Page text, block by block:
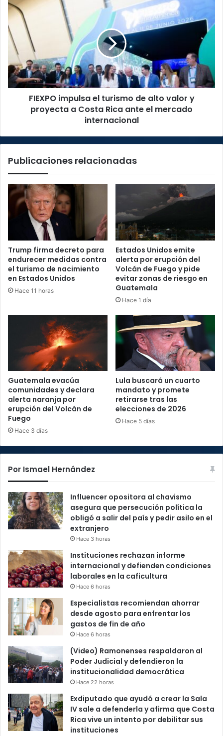
FIEXPO
impulsa
el
turismo
de
alto
valor
y
proyecta
el
internacional
FIEXPO impulsa el turismo de alto valor y
proyecta a Costa Rica ante el mercado
internacional
Publicaciones relacionadas
Trump firma decreto para
endurecer medidas contra
el turismo de nacimiento
en Estados Unidos
Hace 11 horas
Estados Unidos emite
alerta por erupción del
Volcán de Fuego y pide
evitar zonas de riesgo en
Guatemala
Hace 1 día
Guatemala evacúa
comunidades y declara
alerta naranja por
erupción del Volcán de
Fuego
Hace 3 días
Lula buscará un cuarto
mandato y promete
retirarse tras las
elecciones de 2026
Hace 5 días
Por Ismael Hernández
Influencer opositora al chavismo
asegura que persecución política la
obligó a salir del país y pedir asilo en el
extranjero
Hace 3 horas
Instituciones rechazan informe
internacional y defienden condiciones
laborales en la caficultura
Hace 6 horas
Especialistas recomiendan ahorrar
desde agosto para enfrentar los
gastos de fin de año
Hace 6 horas
(Video) Ramonenses respaldaron al
Poder Judicial y defendieron la
institucionalidad democrática
Hace 22 horas
Exdiputado que ayudó a crear la Sala
IV sale a defenderla y afirma que Costa
Rica vive un intento por debilitar sus
instituciones